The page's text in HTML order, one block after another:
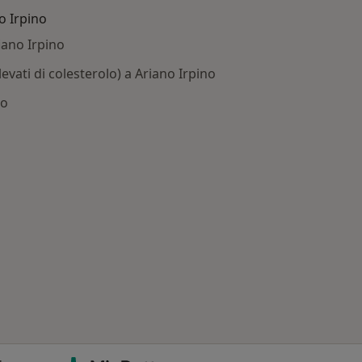
Irpino
Irpino
di colesterolo) a Ariano Irpino